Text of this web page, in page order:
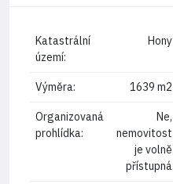
Katastrální
území:
Hony
Výměra: 1639 m2
Organizovaná
prohlídka:
Ne,
nemovitost
je volně
přístupná